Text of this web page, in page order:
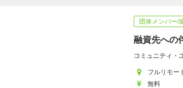
団体メンバー/
融資先への
コミュニティ・
フルリモー
無料